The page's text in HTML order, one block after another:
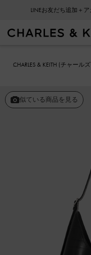
LINEお友だち追加＋
CHARLES & KEITH (チャール
似ている商品を見る